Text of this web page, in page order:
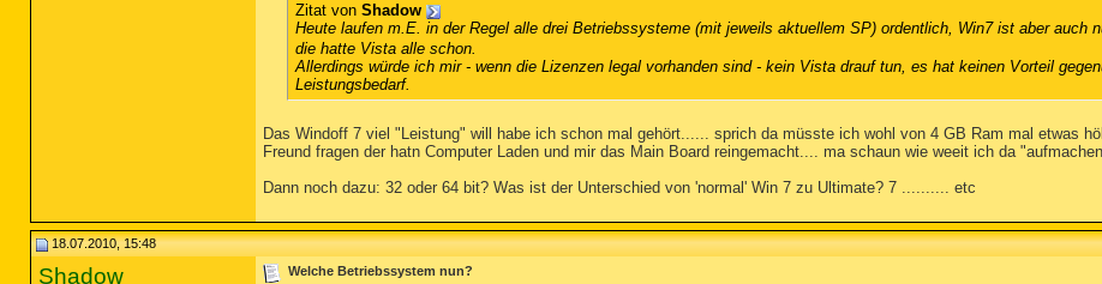
Zitat von Shadow
Heute laufen m.E. in der Regel alle drei Betriebssysteme (mit jeweils aktuellem SP) ordentlich, Win7 ist aber auch
die hatte Vista alle schon.
Allerdings würde ich mir - wenn die Lizenzen legal vorhanden sind - kein Vista drauf tun, es hat keinen Vorteil
Leistungsbedarf.
Das Windoff 7 viel "Leistung" will habe ich schon mal gehört...... sprich da müsste ich wohl von 4 GB Ram mal etwas
Freund fragen der hatn Computer Laden und mir das Main Board reingemacht.... ma schaun wie weeit ich da
Dann noch dazu: 32 oder 64 bit? Was ist der Unterschied von 'normal' Win 7 zu Ultimate? 7 .......... etc
18.07.2010, 15:48
Shadow Welche Betriebssystem nun?